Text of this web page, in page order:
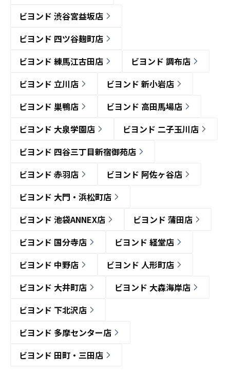
ビヨンド 渋谷宮益坂店
ビヨンド 四ツ谷麹町店
ビヨンド 練馬江古田店
ビヨンド 調布店
ビヨンド 立川店
ビヨンド 新小岩店
ビヨンド 巣鴨店
ビヨンド 高田馬場店
ビヨンド 大泉学園店
ビヨンド 二子玉川店
ビヨンド 四谷三丁目新宿御苑店
ビヨンド 赤羽店
ビヨンド 阿佐ヶ谷店
ビヨンド 大門・浜松町店
ビヨンド 池袋ANNEX店
ビヨンド 蒲田店
ビヨンド 国分寺店
ビヨンド 経堂店
ビヨンド 中野店
ビヨンド 人形町店
ビヨンド 大井町店
ビヨンド 大森海岸店
ビヨンド 下北沢店
ビヨンド 多摩センター店
ビヨンド 田町・三田店